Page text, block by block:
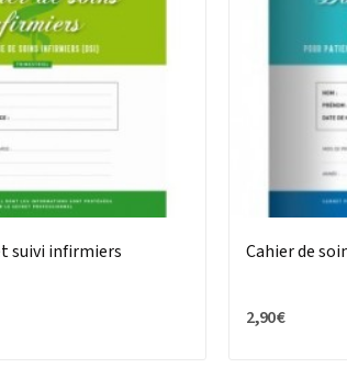
suivi infirmiers Cahier de
2,90 €